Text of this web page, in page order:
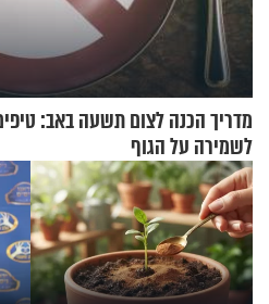
מדריך הכנה לצום תשעה באב: טיפים
לשמירה על הגוף